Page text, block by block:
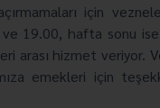
için
19.00, hafta sonu
arası hizmet veriyor.
emekleri için